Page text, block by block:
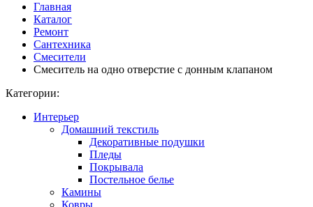
Главная
Каталог
Ремонт
Сантехника
Смесители
Смеситель на одно отверстие с донным клапаном
Категории:
Интерьер
Домашний текстиль
Декоративные подушки
Пледы
Покрывала
Постельное белье
Камины
Ковры